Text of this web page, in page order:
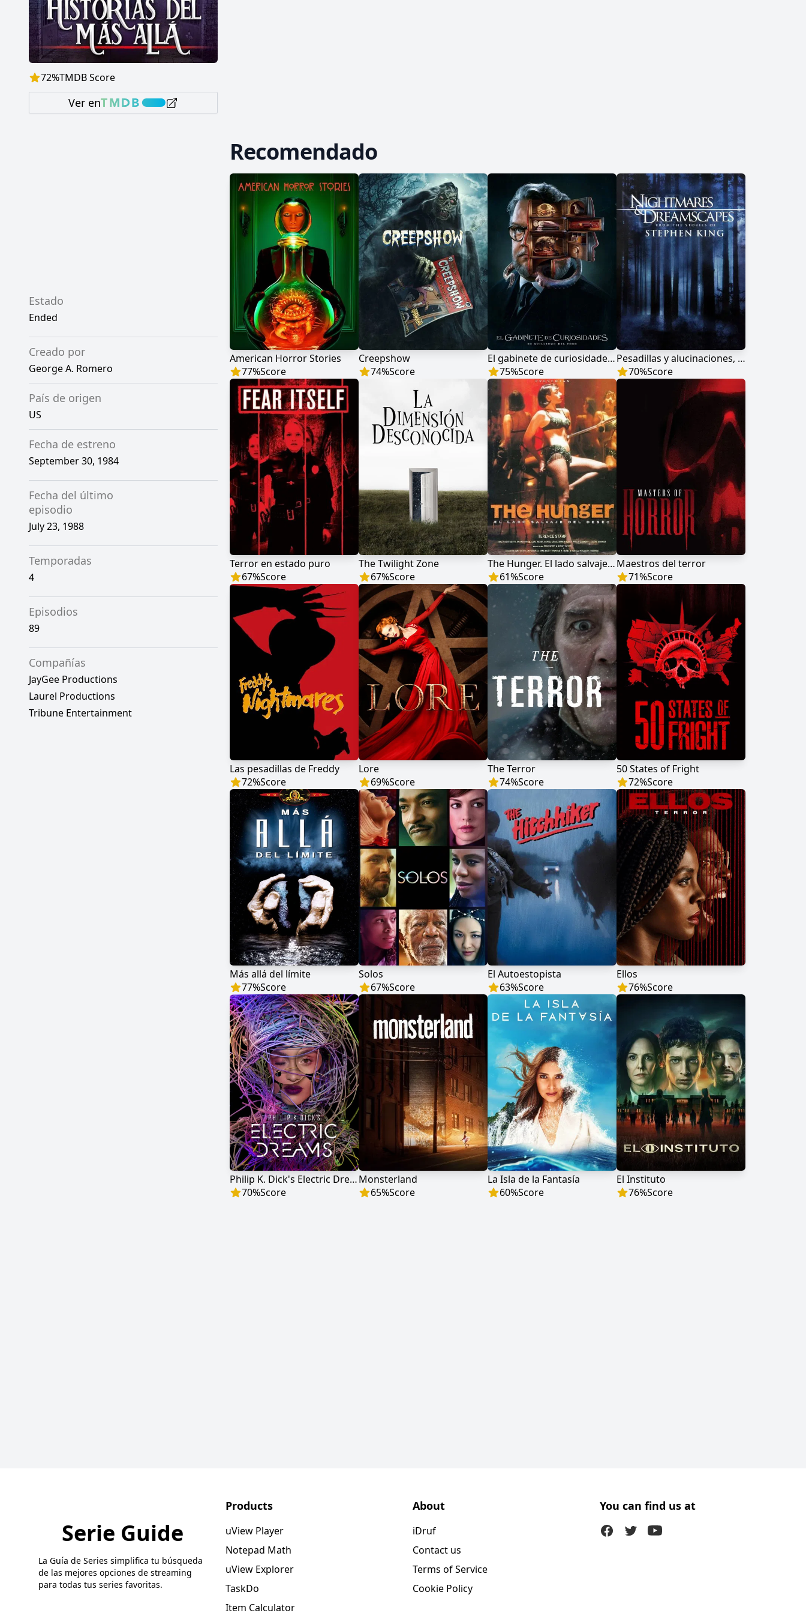
72%TMDB Score
Ver en
Estado
Ended
Creado por
George A. Romero
País de origen
US
Fecha de estreno
September 30, 1984
Fecha del último
episodio
July 23, 1988
Temporadas
4
Episodios
89
Compañías
JayGee Productions
Laurel Productions
Tribune Entertainment
Recomendado
American Horror Stories
77%Score
Creepshow
74%Score
El gabinete de curiosidades de Guillermo del Toro
75%Score
Pesadillas y alucinaciones, de las historias de Stephen King
70%Score
Terror en estado puro
67%Score
The Twilight Zone
67%Score
The Hunger. El lado salvaje del deseo
61%Score
Maestros del terror
71%Score
Las pesadillas de Freddy
72%Score
Lore
69%Score
The Terror
74%Score
50 States of Fright
72%Score
Más allá del límite
77%Score
Solos
67%Score
El Autoestopista
63%Score
Ellos
76%Score
Philip K. Dick's Electric Dreams
70%Score
Monsterland
65%Score
La Isla de la Fantasía
60%Score
El Instituto
76%Score
Serie Guide
La Guía de Series simplifica tu búsqueda
de las mejores opciones de streaming
para todas tus series favoritas.
Products
uView Player
Notepad Math
uView Explorer
TaskDo
Item Calculator
About
iDruf
Contact us
Terms of Service
Cookie Policy
You can find us at
FacebookTwitter (X)Youtube